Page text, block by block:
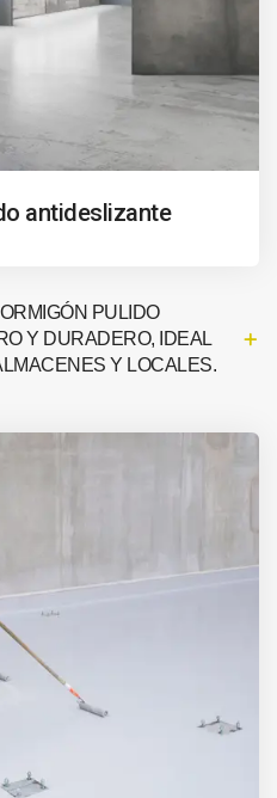
antideslizante
PULIDO
Y DURADERO, IDEAL
Y LOCALES.